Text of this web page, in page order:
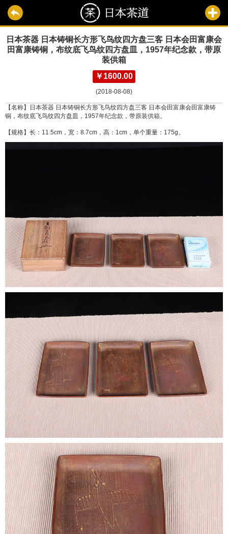
日本茶器 日本铸铜长方形飞鸟纹四方盘三客 日本会田富康会
田富康铸铜，布纹底飞鸟纹四方盘皿，1957年纪念款，带原
装供箱
￥1600.00
(2018-08-08)
【名称】日本茶器 日本铸铜长方形飞鸟纹四方盘三客 日本会田富康会田富康铸
铜，布纹底飞鸟纹四方盘皿，1957年纪念款，带原装供箱。
【规格】长：11.5cm，宽：8.7cm，高：1cm，单个重量：175g。